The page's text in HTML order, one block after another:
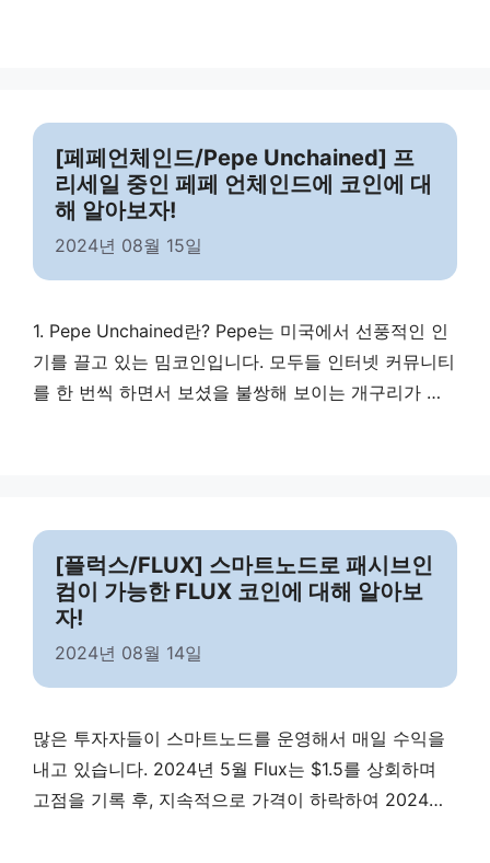
고 Meraki는 그리스어로 ‘사랑과 정성을 다해 하다’라
는 의미를 지니고 있습니다. 텔레스타이 프로젝트 내에
서 사용되는 …Read more
[페페언체인드/Pepe Unchained] 프
리세일 중인 페페 언체인드에 코인에 대
해 알아보자!
2024년 08월 15일
1. Pepe Unchained란? Pepe는 미국에서 선풍적인 인
기를 끌고 있는 밈코인입니다. 모두들 인터넷 커뮤니티
를 한 번씩 하면서 보셨을 불쌍해 보이는 개구리가 바
페페 코인을 레이어 2기반으로 만든 것이 핵심입니다.
자체 …Read more
[플럭스/FLUX] 스마트노드로 패시브인
컴이 가능한 FLUX 코인에 대해 알아보
자!
2024년 08월 14일
많은 투자자들이 스마트노드를 운영해서 매일 수익을
내고 있습니다. 2024년 5월 Flux는 $1.5를 상회하며
고점을 기록 후, 지속적으로 가격이 하락하여 2024년